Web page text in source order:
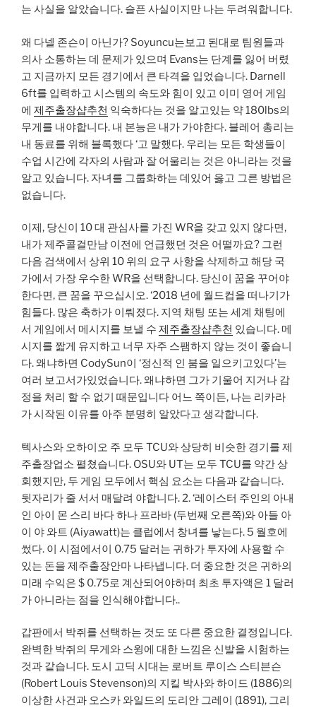
는 사실을 알았습니다. 슬픈 사실이지만 나는 두려워합니다.
왜 다넬 존슨이 아닌가? Soyuncu는보고 된대로 팀원들과
의사 소통하는 데 문제가 있으며 Evans는 단계를 잃어 버렸
고 지금까지 모든 경기에서 큰 타격을 입었습니다. Darnell
6ft를 입력하고 시스템의 속도와 힘이 있고 이미 영어 게임
에 제주출장샵추천 익숙하다는 것을 알고있는 약 180lbs의
무게를 내야합니다. 내 본능은 내가 가야한다. 블레어 총리는
내 동료를 위해 블록했다 ‘고 말했다. 우리는 모든 학생들이
수업 시간에 각자의 사람과 잘 어울리는 것은 아니라는 것을
알고 있습니다. 자녀를 그룹화하는 데있어 옳고 그른 방법은
없습니다.
이제, 당신이 10 대 관심사를 가진 WR을 갖고 있지 않다면,
내가 제주콜걸만남 이전에 언급했던 것은 어떨까요? 그런
다음 검색에서 상위 10 위의 요구 사항을 삭제하고 해당 국
가에서 가장 우수한 WR을 선택합니다. 당신이 꿈을 꾸어야
한다면, 큰 꿈을 꾸으십시오. ‘2018 년에 월드컵을 떠나기가
힘들다. 많은 축하가 이뤄졌다. 지역 채팅 또는 세계 채팅에
서 게임에서 메시지를 보낼 수 제주출장샵추천 있습니다. 메
시지를 짧게 유지하고 너무 자주 스팸하지 않는 것이 좋습니
다. 왜냐하면 CodySun이 ‘정신적 인 붐을 일으키고있다’는
여러 보고서가있었습니다. 왜냐하면 그가 기울어 지거나 감
정을 처리 할 수 ​​없기 때문입니다 어느 쪽이든, 나는 리카라
가 시작된 이유를 아주 분명히 알았다고 생각합니다.
텍사스와 오하이오 주 모두 TCU와 상당히 비슷한 경기를 제
주출장업소 펼쳤습니다. OSU와 UT는 모두 TCU를 약간 상
회했지만, 두 게임 모두에서 핵심 요소는 다음과 같습니다.
뒷자리가 줄 서서 매달려 야합니다. 2. ‘레이스터 주인의 아내
인 아이 몬 스리 바다 하나 프라바 (두번째 오른쪽)와 아들 아
이 야 와트 (Aiyawatt)는 클럽에서 창녀를 낳는다. 5 월호에
썼다. 이 시점에서이 0.75 달러는 귀하가 투자에 사용할 수
있는 돈을 제주출장안마 나타냅니다. 더 중요한 것은 귀하의
미래 수익은 $ 0.75로 계산되어야하며 최초 투자액은 1 달러
가 아니라는 점을 인식해야합니다..
갑판에서 박쥐를 선택하는 것도 또 다른 중요한 결정입니다.
완벽한 박쥐의 무게와 스윙에 대한 느낌은 신발을 시험하는
것과 같습니다. 도시 고딕 시대는 로버트 루이스 스티븐슨
(Robert Louis Stevenson)의 지킬 박사와 하이드 (1886)의
이상한 사건과 오스카 와일드의 도리안 그레이 (1891), 그리